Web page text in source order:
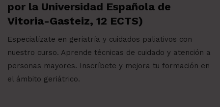
por la Universidad Española de
Vitoria-Gasteiz, 12 ECTS)
Especialízate en geriatría y cuidados paliativos con
nuestro curso. Aprende técnicas de cuidado y atención a
personas mayores. Inscríbete y mejora tu formación en
el ámbito geriátrico.